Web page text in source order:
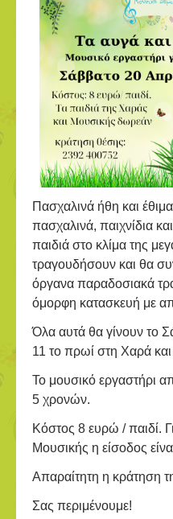
Πασχαλινά ήθη και
πασχαλινά, παιχνίδια
παιδιά στο κλίμα της
τραγουδήσουν και θα
όργανα παραδοσιακά
όμορφη κατασκευή με
Όλα αυτά θα γίνουν το
11 το πρωί στη Χαρά
Το μουσικό εργαστήρι
5 χρονών.
Κόστος 8 ευρώ / παιδί.
Μουσικής η είσοδος
Απαραίτητη η κράτηση
Σας περιμένουμε!